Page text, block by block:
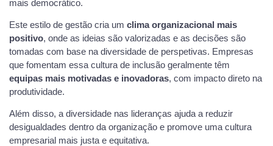
mais democrático.
Este estilo de gestão cria um clima organizacional mais
positivo, onde as ideias são valorizadas e as decisões são
tomadas com base na diversidade de perspetivas. Empresas
que fomentam essa cultura de inclusão geralmente têm
equipas mais motivadas e inovadoras, com impacto direto na
produtividade.
Além disso, a diversidade nas lideranças ajuda a reduzir
desigualdades dentro da organização e promove uma cultura
empresarial mais justa e equitativa.